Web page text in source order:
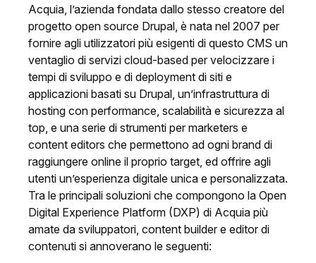
Acquia, l’azienda fondata dallo stesso creatore del
progetto open source Drupal, è nata nel 2007 per
fornire agli utilizzatori più esigenti di questo CMS un
ventaglio di servizi cloud-based per velocizzare i
tempi di sviluppo e di deployment di siti e
applicazioni basati su Drupal, un’infrastruttura di
hosting con performance, scalabilità e sicurezza al
top, e una serie di strumenti per marketers e
content editors che permettono ad ogni brand di
raggiungere online il proprio target, ed offrire agli
utenti un’esperienza digitale unica e personalizzata.
Tra le principali soluzioni che compongono la Open
Digital Experience Platform (DXP) di Acquia più
amate da sviluppatori, content builder e editor di
contenuti si annoverano le seguenti: